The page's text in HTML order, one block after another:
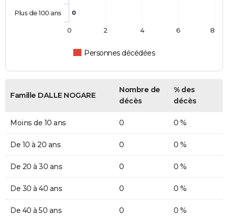
0
Personnes décédées
Plus de 100 ans
0 2 4 6 8
Famille DALLE NOGARE
Nombre de
décès
% des
décès
Moins de 10 ans 0 0 %
De 10 à 20 ans 0 0 %
De 20 à 30 ans 0 0 %
De 30 à 40 ans 0 0 %
De 40 à 50 ans 0 0 %